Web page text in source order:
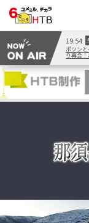
19:54
ポツン
り再会